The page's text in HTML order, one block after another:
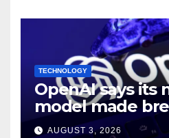
TECHNOLOGY
OpenAI says its
model made
in 10 math
AUGUST 3, 2026